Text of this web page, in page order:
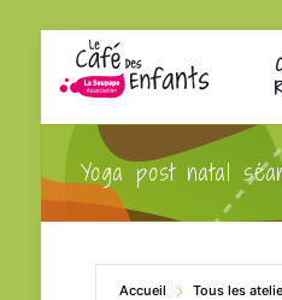
Yoga post natal
Accueil Tous les